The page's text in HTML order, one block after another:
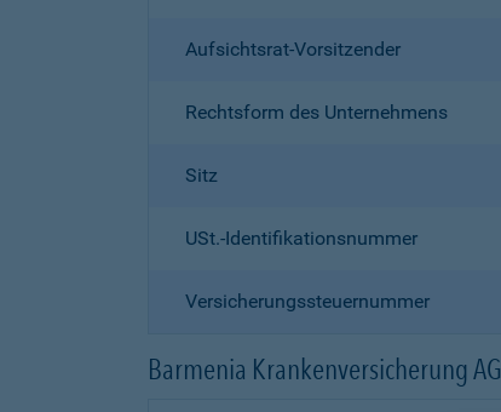
Aufsichtsrat-Vorsitzender
Rechtsform des Unternehmens
Sitz
USt.-Identifikationsnummer
Versicherungssteuernummer
Barmenia Krankenversicherung AG